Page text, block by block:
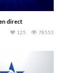
direct
78553
125